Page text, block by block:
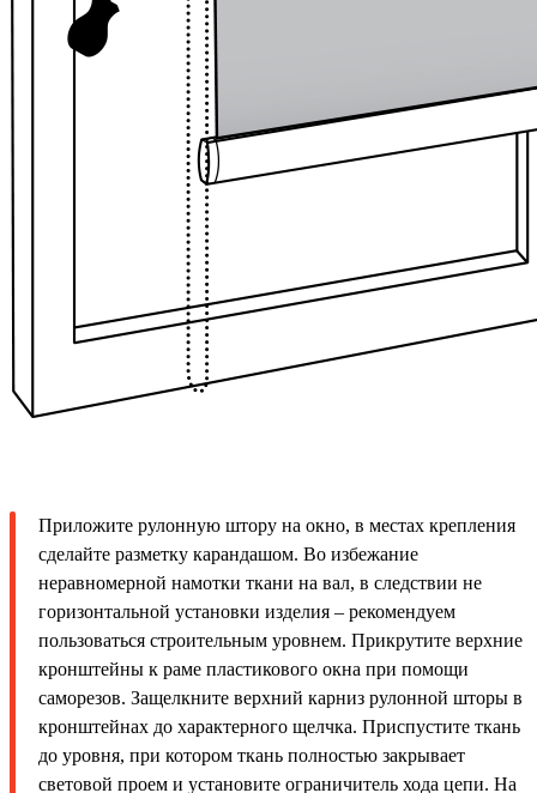
Приложите рулонную штору на окно, в местах крепления
сделайте разметку карандашом. Во избежание
неравномерной намотки ткани на вал, в следствии не
горизонтальной установки изделия – рекомендуем
пользоваться строительным уровнем. Прикрутите верхние
кронштейны к раме пластикового окна при помощи
саморезов. Защелкните верхний карниз рулонной шторы в
кронштейнах до характерного щелчка. Приспустите ткань
до уровня, при котором ткань полностью закрывает
световой проем и установите ограничитель хода цепи. На